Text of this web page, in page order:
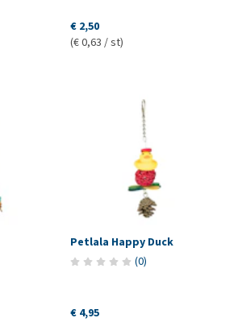
€ 2,50
(€ 0,63 / st)
Petlala Happy Duck
(0)
€ 4,95